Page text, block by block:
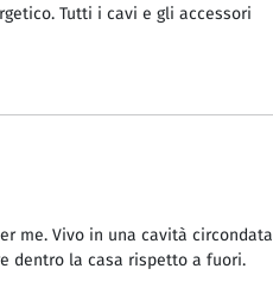
Tutti i cavi e gli accessori
me. Vivo in una cavità circondata
dentro la casa rispetto a fuori.